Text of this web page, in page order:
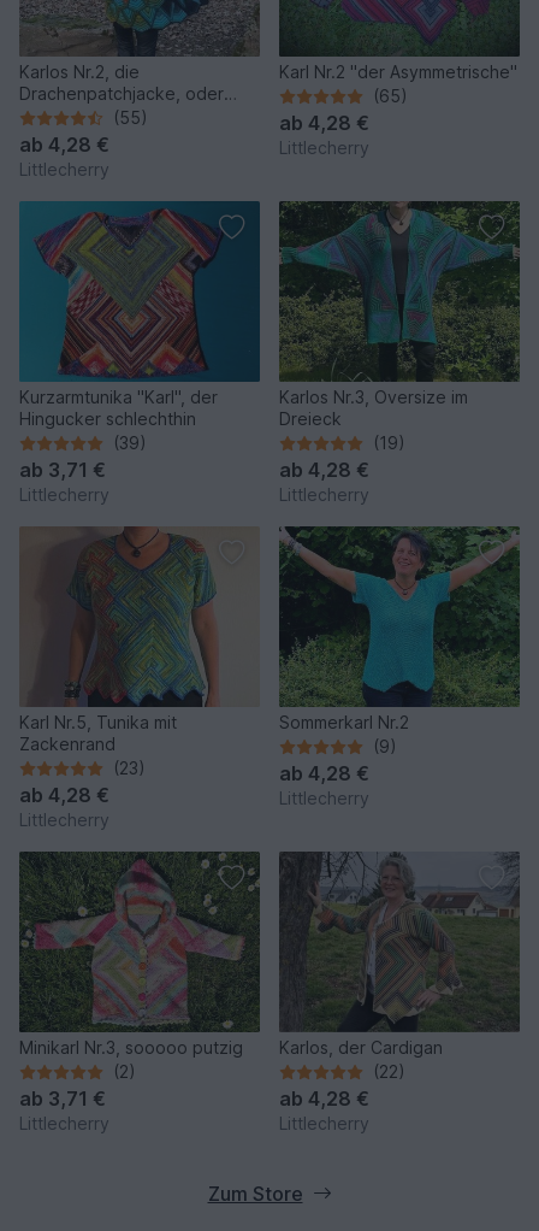
Karlos Nr.2, die
Drachenpatchjacke, oder
einfach nur WOW!
(55)
ab 4,28 €
Littlecherry
Karl Nr.2 "der Asymmetrische"
(65)
ab 4,28 €
Littlecherry
Kurzarmtunika "Karl", der
Hingucker schlechthin
(39)
ab 3,71 €
Littlecherry
Karlos Nr.3, Oversize im
Dreieck
(19)
ab 4,28 €
Littlecherry
Karl Nr.5, Tunika mit
Zackenrand
(23)
ab 4,28 €
Littlecherry
Sommerkarl Nr.2
(9)
ab 4,28 €
Littlecherry
Minikarl Nr.3, sooooo putzig
(2)
ab 3,71 €
Littlecherry
Karlos, der Cardigan
(22)
ab 4,28 €
Littlecherry
Zum Store